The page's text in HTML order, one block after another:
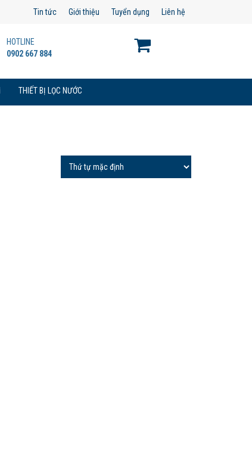
Tin tức Giới thiệu Tuyển dụng Liên hệ
HOTLINE
0902 667 884
THIẾT BỊ LỌC NƯỚC